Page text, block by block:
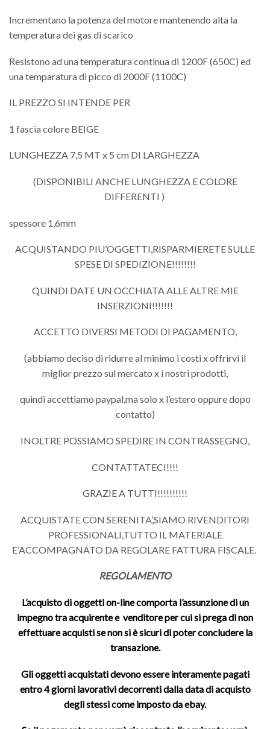
Incrementano la potenza del motore mantenendo alta la
temperatura dei gas di scarico
Resistono ad una temperatura continua di 1200F (650C) ed
una temparatura di picco di 2000F (1100C)
IL PREZZO SI INTENDE PER
1 fascia colore BEIGE
LUNGHEZZA 7,5 MT x 5 cm DI LARGHEZZA
(DISPONIBILI ANCHE LUNGHEZZA E COLORE
DIFFERENTI )
spessore 1,6mm
ACQUISTANDO PIU’OGGETTI,RISPARMIERETE SULLE
SPESE DI SPEDIZIONE!!!!!!!!
QUINDI DATE UN OCCHIATA ALLE ALTRE MIE
INSERZIONI!!!!!!!
ACCETTO DIVERSI METODI DI PAGAMENTO,
(abbiamo deciso di ridurre al minimo i costi x offrirvi il
miglior prezzo sul mercato x i nostri prodotti,
quindi accettiamo paypal,ma solo x l’estero oppure dopo
contatto)
INOLTRE POSSIAMO SPEDIRE IN CONTRASSEGNO,
CONTATTATECI!!!!
GRAZIE A TUTTI!!!!!!!!!!
ACQUISTATE CON SERENITA’,SIAMO RIVENDITORI
PROFESSIONALI,TUTTO IL MATERIALE
E’ACCOMPAGNATO DA REGOLARE FATTURA FISCALE.
REGOLAMENTO
L’acquisto di oggetti on-line comporta l’assunzione di un
impegno tra acquirente e venditore per cui si prega di non
effettuare acquisti se non si è sicuri di poter concludere la
transazione.
Gli oggetti acquistati devono essere interamente pagati
entro 4 giorni lavorativi decorrenti dalla data di acquisto
degli stessi come imposto da ebay.